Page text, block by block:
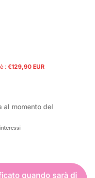
: €129,90 EUR
al momento del
quando sarà di